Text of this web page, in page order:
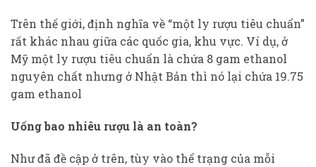
Trên thế giới, định nghĩa về “một ly rượu tiêu chuẩn”
rất khác nhau giữa các quốc gia, khu vực. Ví dụ, ở
Mỹ một ly rượu tiêu chuẩn là chứa 8 gam ethanol
nguyên chất nhưng ở Nhật Bản thì nó lại chứa 19.75
gam ethanol
Uống bao nhiêu rượu là an toàn?
Như đã đề cập ở trên, tùy vào thể trạng của mỗi